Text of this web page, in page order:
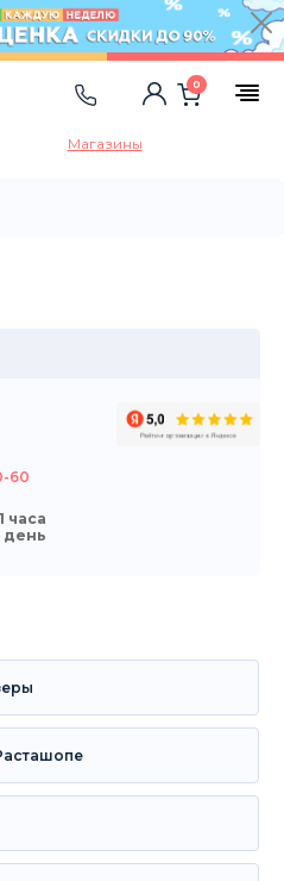
Магазины
0
60
часа